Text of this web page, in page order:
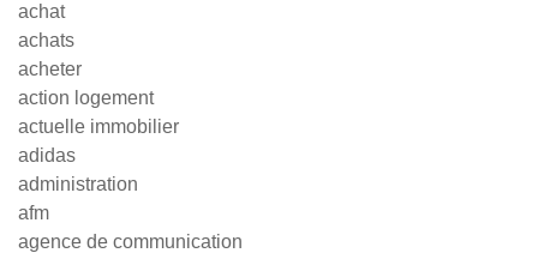
achat
achats
acheter
action logement
actuelle immobilier
adidas
administration
afm
agence de communication